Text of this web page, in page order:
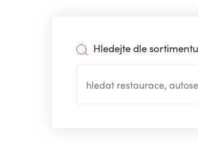
Hledejte dle